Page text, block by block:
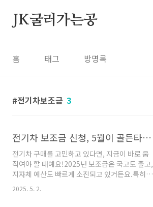
JK굴러가는공
홈 태그 방명록
전기차보조금 3
전기차 보조금 신청, 5월이 골든타임!
전기차 구매를 고민하고 있다면, 지금이 바로 움
직여야 할 때예요!2025년 보조금은 국고도 줄고,
지자체 예산도 빠르게 소진되고 있거든요.특히 5
월은 전기차 출고 + 보조금 신청이 몰리는 골든타
임이라조금만 늦어도 보조금을 못 받을 수 있어
2025. 5. 2.